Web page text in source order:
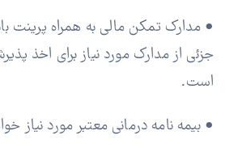
• مدارک تمکن مالی به همراه پرینت
جزئی از مدارک مورد نیاز برای اخذ
است.
• بیمه نامه درمانی معتبر مورد نیاز